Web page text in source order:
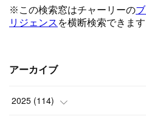
アーカイブ
2025 (114)